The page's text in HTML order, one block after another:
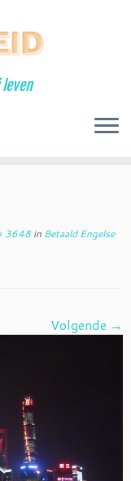
3648 in Betaald Engelse
Volgende →